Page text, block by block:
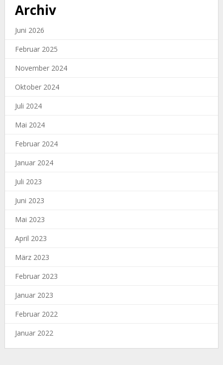
Archiv
Juni 2026
Februar 2025
November 2024
Oktober 2024
Juli 2024
Mai 2024
Februar 2024
Januar 2024
Juli 2023
Juni 2023
Mai 2023
April 2023
März 2023
Februar 2023
Januar 2023
Februar 2022
Januar 2022